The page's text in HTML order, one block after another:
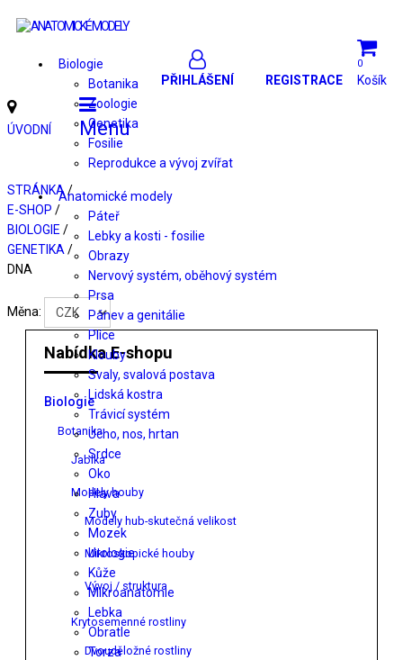
0
Košík
PŘIHLÁŠENÍ REGISTRACE
Biologie
Botanika
Zoologie
Genetika
Fosilie
Reprodukce a vývoj zvířat
Anatomické modely
Páteř
Lebky a kosti - fosilie
Obrazy
Nervový systém, oběhový systém
Prsa
Pánev a genitálie
Plíce
Klouby
Svaly, svalová postava
Lidská kostra
Trávicí systém
Ucho, nos, hrtan
Srdce
Oko
Hlava
Zuby
Mozek
Urologie
Kůže
Mikroanatomie
Lebka
Obratle
Torza
Menu
ÚVODNÍ
STRÁNKA/
E-SHOP /
BIOLOGIE /
GENETIKA /
DNA
Měna:
Nabídka E-shopu
Biologie
Botanika
Jablka
Modely houby
Modely hub-skutečná velikost
Mikroskopické houby
Vývoj / struktura
Krytosemenné rostliny
Dvouděložné rostliny